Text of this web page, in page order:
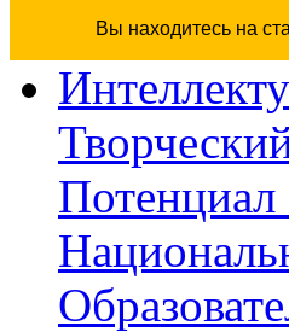
Вы находитесь на
Потенциал